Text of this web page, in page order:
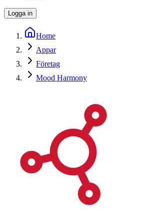
Logga in
Home
Appar
Företag
Mood Harmony